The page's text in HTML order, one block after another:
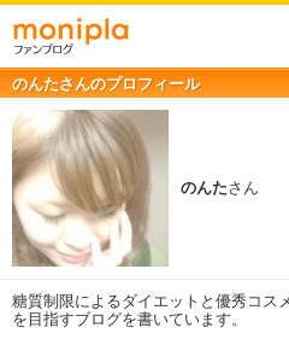
のんたさんのプロフィール
のんたさん
糖質制限によるダイエットと優秀コス
を目指すブログを書いています。